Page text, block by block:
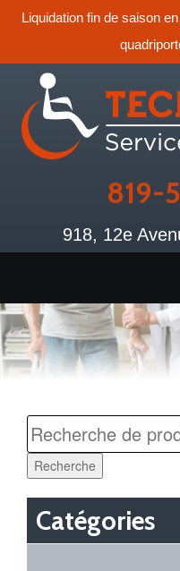
Liquidation fin de saison
819-
918, 12e
Recherche
Catégories